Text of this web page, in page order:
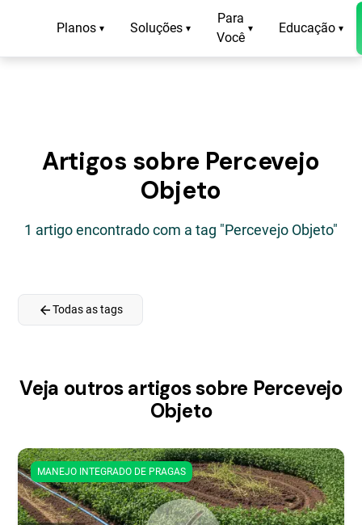
Planos ▾ Soluções ▾
Para
Você
▾ Educação ▾
Artigos sobre Percevejo
Objeto
1 artigo encontrado com a tag "Percevejo Objeto"
arrow_backTodas as tags
Veja outros artigos sobre Percevejo
Objeto
MANEJO INTEGRADO DE PRAGAS